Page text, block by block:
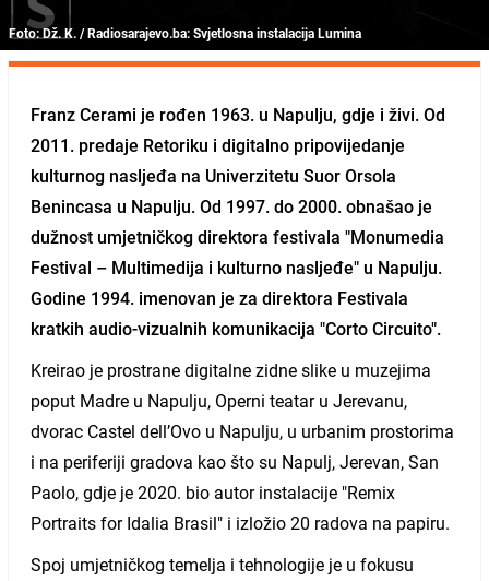
Foto: Dž. K. / Radiosarajevo.ba: Svjetlosna instalacija Lumina
Franz Cerami je rođen 1963. u Napulju, gdje i živi. Od
2011. predaje Retoriku i digitalno pripovijedanje
kulturnog nasljeđa na Univerzitetu Suor Orsola
Benincasa u Napulju. Od 1997. do 2000. obnašao je
dužnost umjetničkog direktora festivala "Monumedia
Festival – Multimedija i kulturno nasljeđe" u Napulju.
Godine 1994. imenovan je za direktora Festivala
kratkih audio-vizualnih komunikacija "Corto Circuito".
Kreirao je prostrane digitalne zidne slike u muzejima
poput Madre u Napulju, Operni teatar u Jerevanu,
dvorac Castel dell’Ovo u Napulju, u urbanim prostorima
i na periferiji gradova kao što su Napulj, Jerevan, San
Paolo, gdje je 2020. bio autor instalacije "Remix
Portraits for Idalia Brasil" i izložio 20 radova na papiru.
Spoj umjetničkog temelja i tehnologije je u fokusu